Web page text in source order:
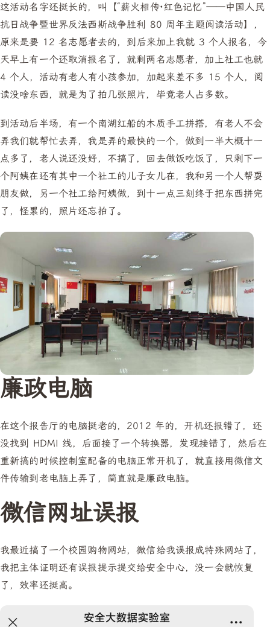
这活动名字还挺长的，叫【“薪火相传·红色记忆”——中国人民
抗日战争暨世界反法西斯战争胜利 80 周年主题阅读活动】，
原来是要 12 名志愿者去的，到后来加上我就 3 个人报名，今
天早上有一个还取消报名了，就剩两名志愿者，加上社工也就
4 个人，活动有老人有小孩参加，加起来差不多 15 个人，阅
读没啥东西，就是为了拍几张照片，毕竟老人占多数。
到活动后半场，有一个南湖红船的木质手工拼搭，有老人不会
弄我们就帮忙去弄，我是弄的最快的一个，做到一半大概十一
点多了，老人说还没好，不搞了，回去做饭吃饭了，只剩下一
个阿姨在还有其中一个社工的儿子女儿在，我和另一个人帮耍
朋友做，另一个社工给阿姨做，到十一点三刻终于把东西拼完
了，怪累的，照片还忘拍了。
廉政电脑
在这个报告厅的电脑挺老的，2012 年的，开机还报错了，还
没找到 HDMI 线，后面接了一个转换器，发现接错了，然后在
重新搞的时候控制室配备的电脑正常开机了，就直接用微信文
件传输到老电脑上弄了，简直就是廉政电脑。
微信网址误报
我最近搞了一个校园购物网站，微信给我误报成特殊网站了，
我把主体证明还有误报提示提交给安全中心，没一会就恢复
了，效率还挺高。